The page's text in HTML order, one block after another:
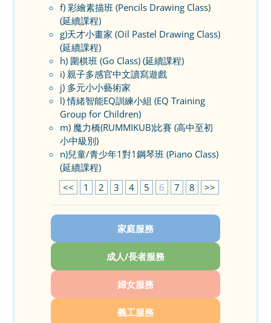
f) 彩繪素描班 (Pencils Drawing Class)
(延續課程)
g)天才小畫家 (Oil Pastel Drawing Class)
(延續課程)
h) 圍棋班 (Go Class) (延續課程)
i) 親子多感官中文讀寫遊戲
j) 多元小小藝術家
l) 情緒智能EQ訓練小組 (EQ Training
Group for Children)
m) 魔力橋(RUMMIKUB)比賽 (高中至初
小中級別)
n)兒童/青少年1對1鋼琴班 (Piano Class)
(延續課程)
<<
1 2 3 4 5 6 7 8 >>
家庭服務
成人/長者服務
婦女服務
義工服務